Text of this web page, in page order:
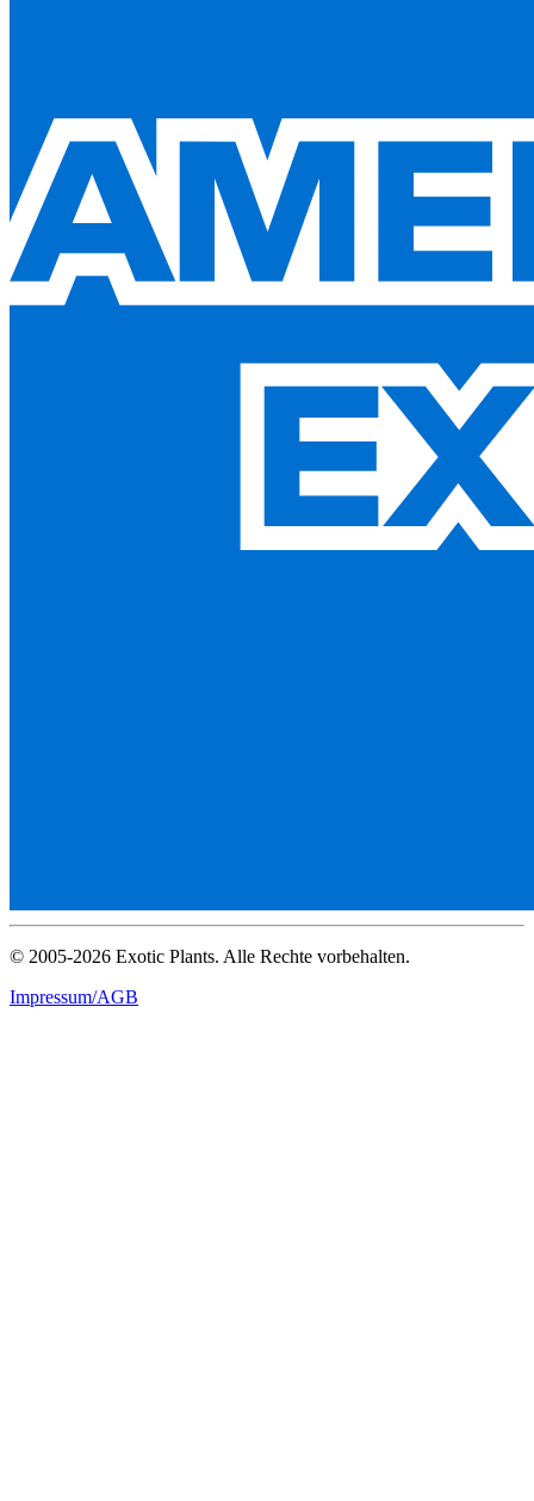
© 2005-2026 Exotic Plants. Alle Rechte vorbehalten.
Impressum/AGB